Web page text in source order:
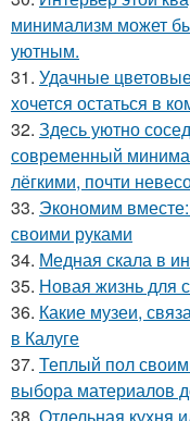
минимализм может
уютным.
31. Удачные
хочется остаться в
32. Здесь уютно
современный
лёгкими, почти
33. Экономим
своими руками
34. Медная скала в
35. Новая жизнь для
36. Какие музеи,
в Калуге
37. Теплый пол
выбора материалов